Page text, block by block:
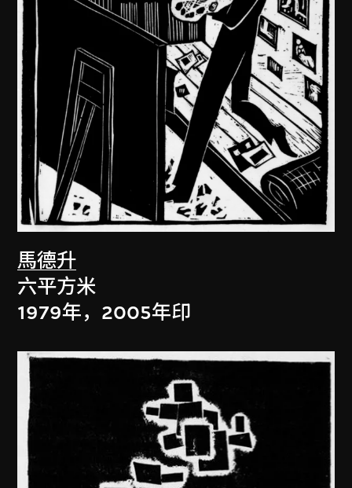
馬德升
六平方米
1979年，2005年印